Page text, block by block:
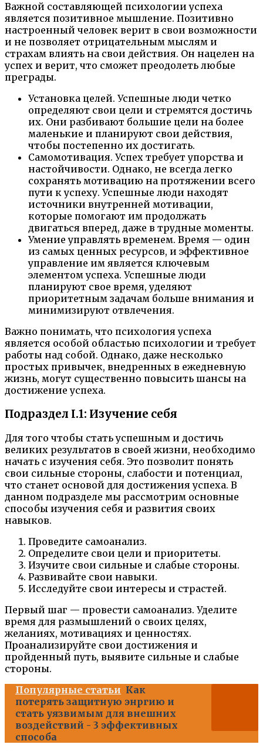
Важной составляющей психологии успеха
является позитивное мышление. Позитивно
настроенный человек верит в свои возможности
и не позволяет отрицательным мыслям и
страхам влиять на свои действия. Он нацелен на
успех и верит, что сможет преодолеть любые
преграды.
Установка целей. Успешные люди четко
определяют свои цели и стремятся достичь
их. Они разбивают большие цели на более
маленькие и планируют свои действия,
чтобы постепенно их достигать.
Самомотивация. Успех требует упорства и
настойчивости. Однако, не всегда легко
сохранять мотивацию на протяжении всего
пути к успеху. Успешные люди находят
источники внутренней мотивации,
которые помогают им продолжать
двигаться вперед, даже в трудные моменты.
Умение управлять временем. Время — один
из самых ценных ресурсов, и эффективное
управление им является ключевым
элементом успеха. Успешные люди
планируют свое время, уделяют
приоритетным задачам больше внимания и
минимизируют отвлечения.
Важно понимать, что психология успеха
является особой областью психологии и требует
работы над собой. Однако, даже несколько
простых привычек, внедренных в ежедневную
жизнь, могут существенно повысить шансы на
достижение успеха.
Подраздел I.1: Изучение себя
Для того чтобы стать успешным и достичь
великих результатов в своей жизни, необходимо
начать с изучения себя. Это позволит понять
свои сильные стороны, слабости и потенциал,
что станет основой для достижения успеха. В
данном подразделе мы рассмотрим основные
способы изучения себя и развития своих
навыков.
Проведите самоанализ.
Определите свои цели и приоритеты.
Изучите свои сильные и слабые стороны.
Развивайте свои навыки.
Исследуйте свои интересы и страстей.
Первый шаг — провести самоанализ. Уделите
время для размышлений о своих целях,
желаниях, мотивациях и ценностях.
Проанализируйте свои достижения и
пройденный путь, выявите сильные и слабые
стороны.
Популярные статьи Как
потерять защитную энргию и
стать уязвимым для внешних
воздействий - 3 эффективных
способа